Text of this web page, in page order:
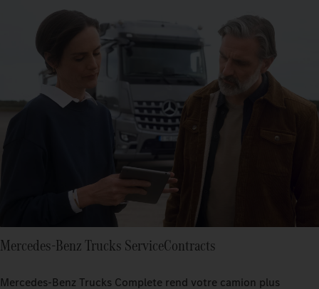
Mercedes‑Benz Trucks ServiceContracts
Mercedes‑Benz Trucks Complete rend votre camion plus